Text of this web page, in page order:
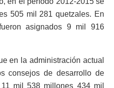
505 mil 281 quetzales. En
asignados 9 mil 916
en la administración actual
consejos de desarrollo de
mil 538 millones 434 mil